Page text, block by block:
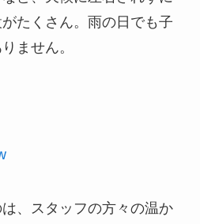
たくさん。雨の日でも子
ません。
、スタッフの方々の温か